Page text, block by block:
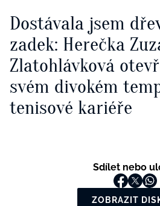
Dostávala jsem
zadek: Herečka
Zlatohlávková
svém divokém
tenisové kariéře
Sdílet nebo
ZOBRAZIT